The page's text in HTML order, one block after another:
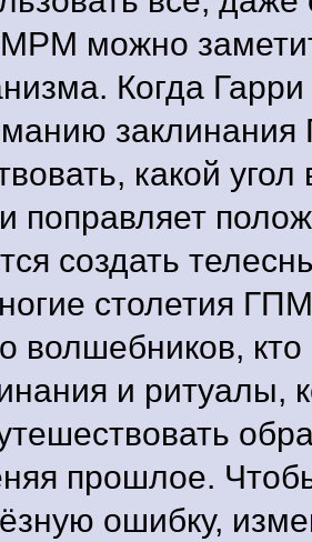
можно
Когда
заклинания
какой
поправляет
создать
столетия
волшебников,
и ритуалы,
прошлое.
ошибку,